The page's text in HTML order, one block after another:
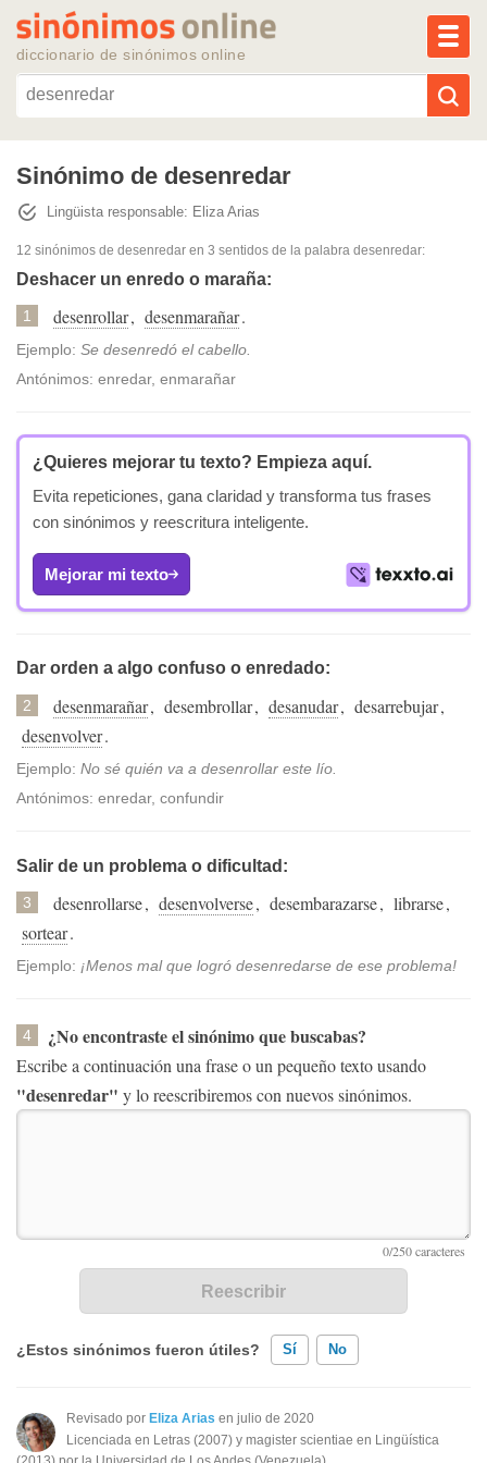
diccionario de sinónimos online
Reescribir texto con IA
Sinónimos populares
Temas populares
Temas recientes
Sinónimo de desenredar
Lingüista responsable: Eliza Arias
12 sinónimos de desenredar en 3 sentidos de la palabra desenredar:
Deshacer un enredo o maraña:
1 desenrollar, desenmarañar.
Ejemplo: Se desenredó el cabello.
Antónimos: enredar, enmarañar
¿Quieres mejorar tu texto? Empieza aquí.
Evita repeticiones, gana claridad y transforma tus frases
con sinónimos y reescritura inteligente.
Mejorar mi texto
Dar orden a algo confuso o enredado:
2 desenmarañar, desembrollar, desanudar, desarrebujar,
desenvolver.
Ejemplo: No sé quién va a desenrollar este lío.
Antónimos: enredar, confundir
Salir de un problema o dificultad:
3 desenrollarse, desenvolverse, desembarazarse, librarse,
sortear.
Ejemplo: ¡Menos mal que logró desenredarse de ese problema!
4 ¿No encontraste el sinónimo que buscabas?
Escribe a continuación una frase o un pequeño texto usando
"desenredar" y lo reescribiremos con nuevos sinónimos.
¿Estos sinónimos fueron útiles? Sí No
Existen sinónimos incorrectos
Revisado por Eliza Arias en julio de 2020
Licenciada en Letras (2007) y magister scientiae en Lingüística